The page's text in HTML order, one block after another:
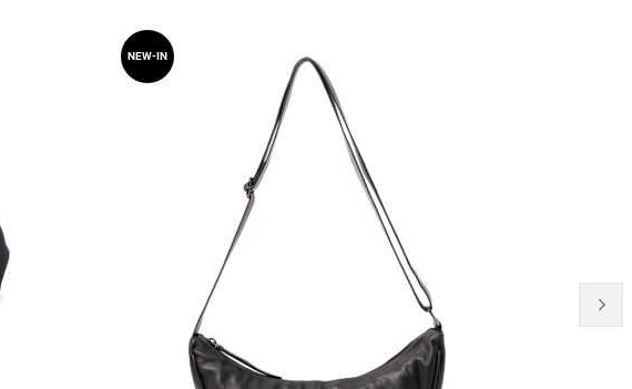
NEW-IN